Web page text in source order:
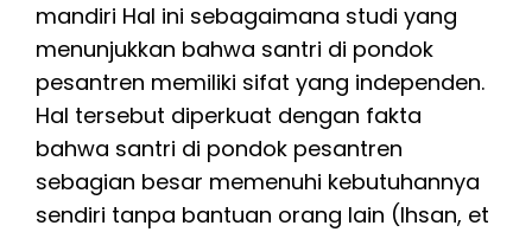
mandiri Hal ini sebagaimana studi yang
menunjukkan bahwa santri di pondok
pesantren memiliki sifat yang independen.
Hal tersebut diperkuat dengan fakta
bahwa santri di pondok pesantren
sebagian besar memenuhi kebutuhannya
sendiri tanpa bantuan orang lain (Ihsan, et